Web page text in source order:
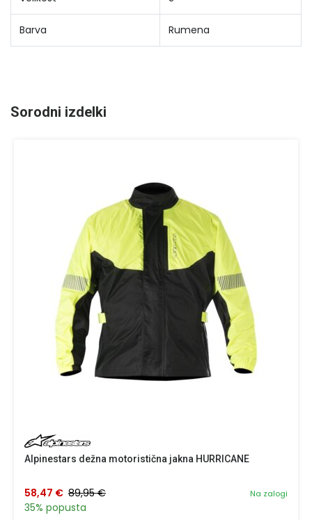
Barva Rumena
Sorodni izdelki
Alpinestars dežna motoristična jakna HURRICANE
Na zalogi
58,47 € 89,95 €
35% popusta